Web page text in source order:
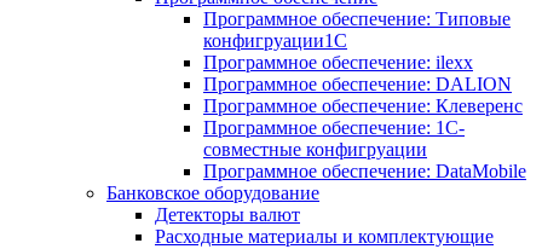
Программное обеспечение: Типовые
конфигруации1С
Программное обеспечение: ilexx
Программное обеспечение: DALION
Программное обеспечение: Клеверенс
Программное обеспечение: 1С-
совместные конфигруации
Программное обеспечение: DataMobile
Банковское оборудование
Детекторы валют
Расходные материалы и комплектующие